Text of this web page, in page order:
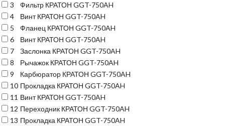
3
Фильтр КРАТОН GGT-750AH
4
Винт КРАТОН GGT-750AH
5
Фланец КРАТОН GGT-750AH
6
Винт КРАТОН GGT-750AH
7
Заслонка КРАТОН GGT-750AH
8
Рычажок КРАТОН GGT-750AH
9
Карбюратор КРАТОН GGT-750AH
10 Прокладка КРАТОН GGT-750AH
11 Винт КРАТОН GGT-750AH
12 Переходник КРАТОН GGT-750AH
13 Прокладка КРАТОН GGT-750AH